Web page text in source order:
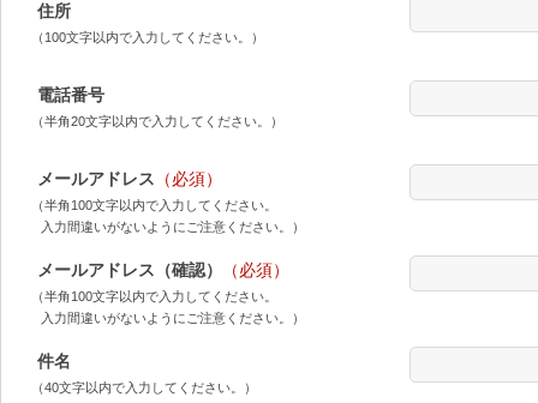
住所
（100文字以内で入力してください。）
電話番号
（半角20文字以内で入力してください。）
メールアドレス （必須）
（半角100文字以内で入力してください。
入力間違いがないようにご注意ください。）
メールアドレス（確認） （必須）
（半角100文字以内で入力してください。
入力間違いがないようにご注意ください。）
件名
（40文字以内で入力してください。）